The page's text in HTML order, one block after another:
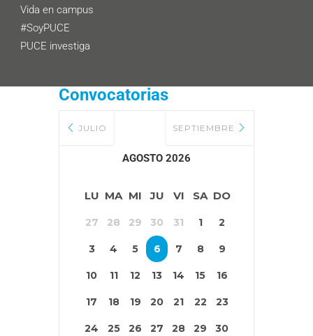
Vida en campus
#SoyPUCE
PUCE investiga
Convocatorias
JULIO
AGOSTO 2026
SEPTIEMBRE
LU MA MI JU VI SA DO
27 28 29 30 31 1 2
3 4 5 6 7 8 9
10 11 12 13 14 15 16
17 18 19 20 21 22 23
24 25 26 27 28 29 30